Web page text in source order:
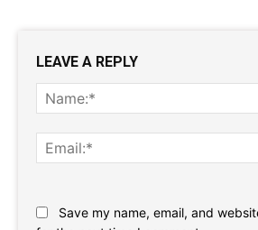
LEAVE A REPLY
Save my name, email, and